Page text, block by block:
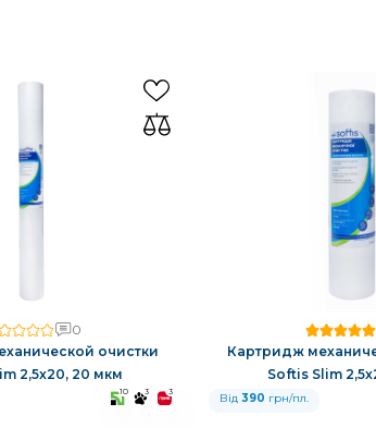
0
очистки
2,5x20, 20 мкм
10 3 3
Картридж
Softis Slim
Від 390 грн/пл.